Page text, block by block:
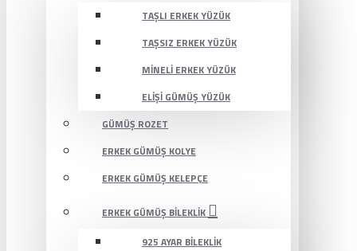
TAŞLI ERKEK YÜZÜK
TAŞSIZ ERKEK YÜZÜK
MINELI ERKEK YÜZÜK
ELIŞI GÜMÜŞ YÜZÜK
GÜMÜŞ ROZET
ERKEK GÜMÜŞ KOLYE
ERKEK GÜMÜŞ KELEPÇE
ERKEK GÜMÜŞ BILEKLIK
925 AYAR BILEKLIK